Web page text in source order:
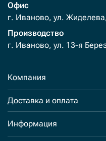
Офис
г. Иваново, ул.
Производство
г. Иваново, ул. 13-я
Компания
Доставка и оплата
Информация